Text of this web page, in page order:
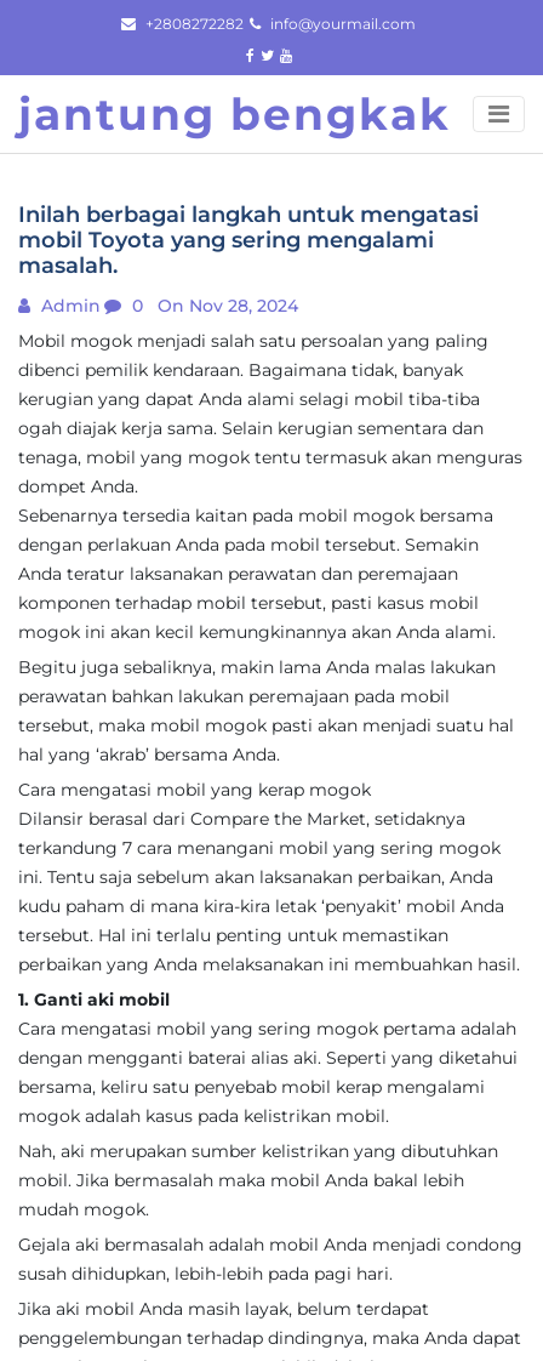
content
+2808272282 info@yourmail.com
jantung bengkak
Inilah berbagai langkah untuk mengatasi
mobil Toyota yang sering mengalami
masalah.
Admin 0
On Nov 28, 2024
Mobil mogok menjadi salah satu persoalan yang paling
dibenci pemilik kendaraan. Bagaimana tidak, banyak
kerugian yang dapat Anda alami selagi mobil tiba-tiba
ogah diajak kerja sama. Selain kerugian sementara dan
tenaga, mobil yang mogok tentu termasuk akan menguras
dompet Anda.
Sebenarnya tersedia kaitan pada mobil mogok bersama
dengan perlakuan Anda pada mobil tersebut. Semakin
Anda teratur laksanakan perawatan dan peremajaan
komponen terhadap mobil tersebut, pasti kasus mobil
mogok ini akan kecil kemungkinannya akan Anda alami.
Begitu juga sebaliknya, makin lama Anda malas lakukan
perawatan bahkan lakukan peremajaan pada mobil
tersebut, maka mobil mogok pasti akan menjadi suatu hal
hal yang ‘akrab’ bersama Anda.
Cara mengatasi mobil yang kerap mogok
Dilansir berasal dari Compare the Market, setidaknya
terkandung 7 cara menangani mobil yang sering mogok
ini. Tentu saja sebelum akan laksanakan perbaikan, Anda
kudu paham di mana kira-kira letak ‘penyakit’ mobil Anda
tersebut. Hal ini terlalu penting untuk memastikan
perbaikan yang Anda melaksanakan ini membuahkan hasil.
1. Ganti aki mobil
Cara mengatasi mobil yang sering mogok pertama adalah
dengan mengganti baterai alias aki. Seperti yang diketahui
bersama, keliru satu penyebab mobil kerap mengalami
mogok adalah kasus pada kelistrikan mobil.
Nah, aki merupakan sumber kelistrikan yang dibutuhkan
mobil. Jika bermasalah maka mobil Anda bakal lebih
mudah mogok.
Gejala aki bermasalah adalah mobil Anda menjadi condong
susah dihidupkan, lebih-lebih pada pagi hari.
Jika aki mobil Anda masih layak, belum terdapat
penggelembungan terhadap dindingnya, maka Anda dapat